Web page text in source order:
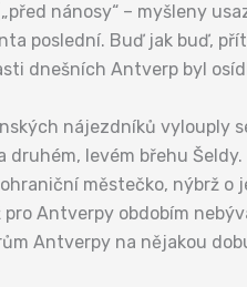
nánosy“ – myšleny
poslední. Buď jak buď,
dnešních Antverp byl
nájezdníků vylouply
levém břehu
městečko,
Antverpy obdobím
Antverpy na nějakou